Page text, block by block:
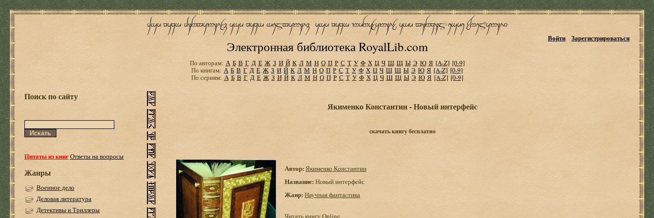
Электронная библиотека RoyalLib.com
Войти Зарегистрироваться
По авторам: А Б В Г Д Е Ж З И Й К Л М Н О П Р С Т У Ф Х Ц Ч Ш Щ Ы Э Ю Я [A-Z] [0-9]
По книгам: А Б В Г Д Е Ж З И Й К Л М Н О П Р С Т У Ф Х Ц Ч Ш Щ Ы Э Ю Я [A-Z] [0-9]
По сериям: А Б В Г Д Е Ж З И Й К Л М Н О П Р С Т У Ф Х Ц Ч Ш Щ Ы Э Ю Я [A-Z] [0-9]
Поиск по сайту
Цитаты из книгОтветы на вопросы
Жанры
Военное дело
Деловая литература
Детективы и Триллеры
Якименко Константин - Новый интерфейс
скачать книгу бесплатно
Автор: Якименко Константин
Название: Новый интерфейс
Жанр: Научная фантастика
Читать книгу Online